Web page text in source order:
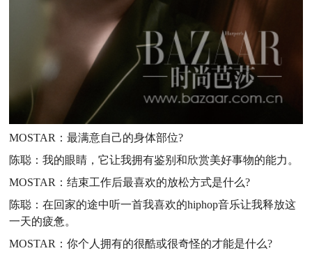
MOSTAR：最满意自己的身体部位?
陈聪：我的眼睛，它让我拥有鉴别和欣赏美好事物的能力。
MOSTAR：结束工作后最喜欢的放松方式是什么?
陈聪：在回家的途中听一首我喜欢的hiphop音乐让我释放这
一天的疲惫。
MOSTAR：你个人拥有的很酷或很奇怪的才能是什么?